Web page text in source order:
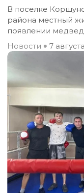
В поселке
района местный
появлении
Новости
7 августа